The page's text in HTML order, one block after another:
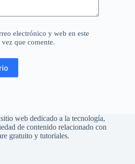
electrónico y web en este
que comente.
web dedicado a la tecnología,
de contenido relacionado con
gratuito y tutoriales.